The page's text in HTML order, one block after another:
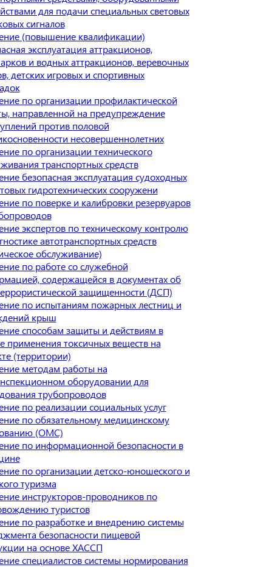
для подачи специальных световых
сигналов
(повышение квалификации)
эксплуатация аттракционов,
и водных аттракционов, веревочных
детских игровых и спортивных
по организации профилактической
направленной на предупреждение
против половой
несовершеннолетних
по организации технического
транспортных средств
безопасная эксплуатация судоходных
гидротехнических сооружени
по поверке и калибровки резервуаров
экспертов по техническому контролю
автотранспортных средств
обслуживание)
по работе со служебной
содержащейся в документах об
защищенности (ДСП)
по испытаниям пожарных лестниц и
крыш
способам защиты и действиям в
применения токсичных веществ на
(территории)
методам работы на
оборудовании для
трубопроводов
по реализации социальных услуг
по обязательному медицинскому
(ОМС)
по информационной безопасности в
по организации детско-юношеского и
туризма
инструкторов-проводников по
туристов
по разработке и внедрению системы
безопасности пищевой
на основе ХАССП
специалистов системы нормирования